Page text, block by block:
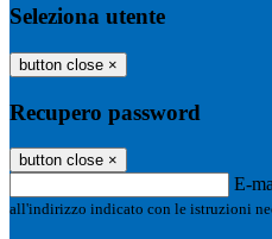
Seleziona utente
button close ×
Recupero password
button close ×
E-
all'indirizzo indicato con le istruzioni